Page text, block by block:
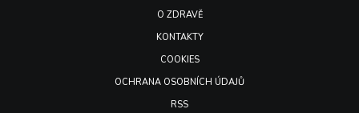
O ZDRAVĚ
KONTAKTY
COOKIES
OCHRANA OSOBNÍCH ÚDAJŮ
RSS